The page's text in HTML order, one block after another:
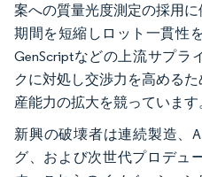
案への質量光度測定の採用
期間を短縮しロット一貫性
GenScriptなどの上流サプラ
クに対処し交渉力を高める
産能力の拡大を競っています
新興の破壊者は連続製造、
グ、および次世代プロデュ